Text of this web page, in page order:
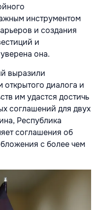
инструментом
и создания
и
она.
выразили
открытого диалога и
им удастся достичь
соглашений для двух
Республика
соглашения об
с более чем